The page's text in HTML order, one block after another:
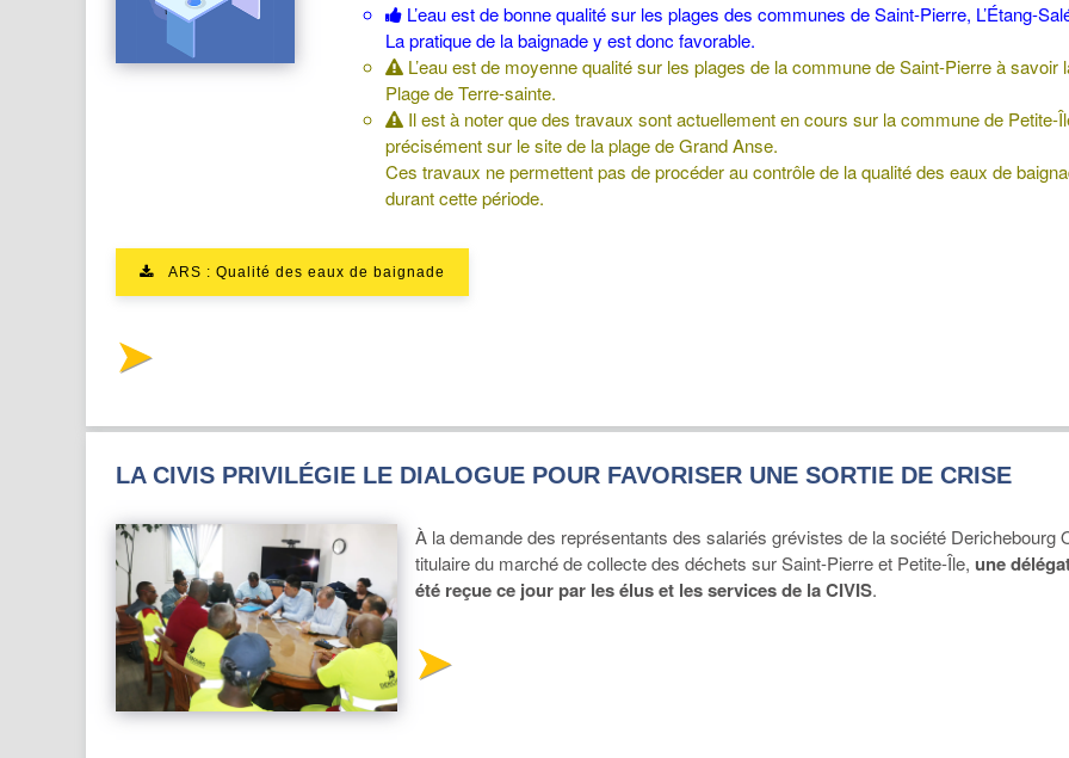
L’eau est de bonne qualité sur les plages des communes de Saint-Pierre, L’Étang-
La pratique de la baignade y est donc favorable.
L’eau est de moyenne qualité sur les plages de la commune de Saint-Pierre à savoir
Plage de Terre-sainte.
Il est à noter que des travaux sont actuellement en cours sur la commune de Petite-
précisément sur le site de la plage de Grand Anse.
Ces travaux ne permettent pas de procéder au contrôle de la qualité des eaux de
durant cette période.
ARS : Qualité des eaux de baignade
LA CIVIS PRIVILÉGIE LE DIALOGUE POUR FAVORISER UNE SORTIE DE CRISE
À la demande des représentants des salariés grévistes de la société Derichebourg
titulaire du marché de collecte des déchets sur Saint-Pierre et Petite-Île, une
été reçue ce jour par les élus et les services de la CIVIS.